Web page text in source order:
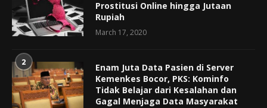
Prostitusi Online hingga Jutaan
Rupiah
March 17, 2020
2
Enam Juta Data Pasien di Server
Kemenkes Bocor, PKS: Kominfo
Tidak Belajar dari Kesalahan dan
Gagal Menjaga Data Masyarakat